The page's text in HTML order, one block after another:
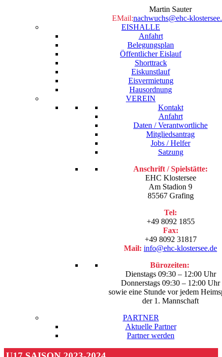
Martin Sauter
EMail:nachwuchs@ehc-
EISHALLE
Anfahrt
Belegungsplan
Öffentlicher Eislauf
Shorttrack
Eiskunstlauf
Eisvermietung
Hausordnung
VEREIN
Kontakt
Anfahrt
Daten / Verantwortliche
Mitgliedsantrag
Jobs / Helfer
Satzung
Anschrift / Spielstätte:
EHC Klostersee
Am Stadion 9
85567 Grafing
Tel:
+49 8092 1855
Fax:
+49 8092 31817
Mail: info@ehc-klostersee.de
Bürozeiten:
Dienstags 09:30 – 12:00 Uhr
Donnerstags 09:30 – 12:00 Uhr
sowie eine Stunde vor jedem
der 1. Mannschaft
PARTNER
Aktuelle Partner
Partner werden